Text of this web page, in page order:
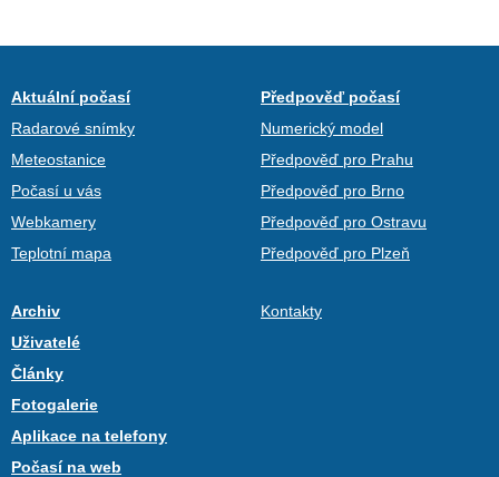
Aktuální počasí
Radarové snímky
Meteostanice
Počasí u vás
Webkamery
Teplotní mapa
Předpověď počasí
Numerický model
Předpověď pro Prahu
Předpověď pro Brno
Předpověď pro Ostravu
Předpověď pro Plzeň
Archiv
Uživatelé
Články
Fotogalerie
Aplikace na telefony
Počasí na web
Kontakty